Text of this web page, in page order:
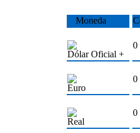
Moneda
Dólar Oficial +
0
Euro
0
Real
0